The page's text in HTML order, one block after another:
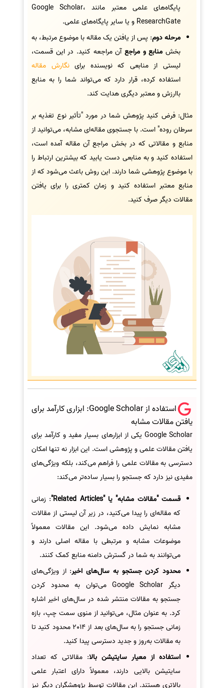
پایگاه‌های علمی معتبر مانند Google Scholar،
ResearchGate و یا سایر پایگاه‌های علمی.
مرحله دوم: پس از یافتن یک مقاله با موضوع مرتبط، به
بخش منابع و مراجع آن مراجعه کنید. در این قسمت،
لیستی از منابعی که نویسنده براینگارش مقاله
استفاده کرده، قرار دارد که می‌تواند شما را به منابع
باارزش و معتبر دیگری هدایت کند.
مثال: فرض کنید پژوهش شما در مورد "تأثیر نوع تغذیه بر
سرطان روده" است. با جستجوی مقاله‌ای مشابه، می‌توانید از
منابع و مقالاتی که در بخش مراجع آن مقاله آمده است،
استفاده کنید و به منابعی دست یابید که بیشترین ارتباط را
با موضوع پژوهشی شما دارند. این روش باعث می‌شود که از
منابع معتبر استفاده کنید و زمان کمتری را برای یافتن
مقالات دیگر صرف کنید.
استفاده از Google Scholar: ابزاری کارآمد برای
یافتن مقالات مشابه
Google Scholar یکی از ابزارهای بسیار مفید و کارآمد برای
یافتن مقالات علمی و پژوهشی است. این ابزار نه تنها امکان
دسترسی به مقالات علمی را فراهم می‌کند، بلکه ویژگی‌های
مفیدی نیز دارد که جستجو را بسیار ساده‌تر می‌کند:
قسمت "مقالات مشابه" یا "Related Articles"
: زمانی
که مقاله‌ای را پیدا می‌کنید، در زیر آن لیستی از مقالات
مشابه نمایش داده می‌شود. این مقالات معمولاً
موضوعات مشابه و مرتبطی با مقاله اصلی دارند و
می‌توانند به شما در گسترش دامنه منابع کمک کنند.
محدود کردن جستجو به سال‌های اخیر: از ویژگی‌های
دیگر Google Scholar می‌توان به محدود کردن
جستجو به مقالات منتشر شده در سال‌های اخیر اشاره
کرد. به عنوان مثال، می‌توانید از منوی سمت چپ، بازه
زمانی جستجو را به سال‌های بعد از 2014 محدود کنید تا
به مقالات به‌روز و جدید دسترسی پیدا کنید.
استفاده از معیار سایتیشن بالا: مقالاتی که تعداد
سایتیشن بالایی دارند، معمولاً دارای اعتبار علمی
بالاتری هستند. این مقالات توسط پژوهشگران دیگر نیز